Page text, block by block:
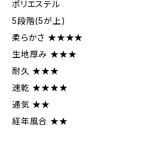
ポリエステル
5段階(5が上)
柔らかさ ★★★★
生地厚み ★★★
耐久 ★★★
速乾 ★★★★
通気 ★★
経年風合 ★★